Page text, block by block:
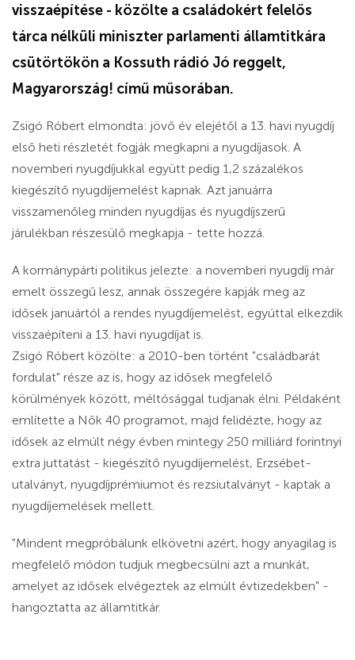
visszaépítése - közölte a családokért felelős
tárca nélküli miniszter parlamenti államtitkára
csütörtökön a Kossuth rádió Jó reggelt,
Magyarország! című műsorában.
Zsigó Róbert elmondta: jövő év elejétől a 13. havi nyugdíj
első heti részletét fogják megkapni a nyugdíjasok. A
novemberi nyugdíjukkal együtt pedig 1,2 százalékos
kiegészítő nyugdíjemelést kapnak. Azt januárra
visszamenőleg minden nyugdíjas és nyugdíjszerű
járulékban részesülő megkapja - tette hozzá.
A kormánypárti politikus jelezte: a novemberi nyugdíj már
emelt összegű lesz, annak összegére kapják meg az
idősek januártól a rendes nyugdíjemelést, egyúttal elkezdik
visszaépíteni a 13. havi nyugdíjat is.
Zsigó Róbert közölte: a 2010-ben történt "családbarát
fordulat" része az is, hogy az idősek megfelelő
körülmények között, méltósággal tudjanak élni. Példaként
említette a Nők 40 programot, majd felidézte, hogy az
idősek az elmúlt négy évben mintegy 250 milliárd forintnyi
extra juttatást - kiegészítő nyugdíjemelést, Erzsébet-
utalványt, nyugdíjprémiumot és rezsiutalványt - kaptak a
nyugdíjemelések mellett.
"Mindent megpróbálunk elkövetni azért, hogy anyagilag is
megfelelő módon tudjuk megbecsülni azt a munkát,
amelyet az idősek elvégeztek az elmúlt évtizedekben" -
hangoztatta az államtitkár.